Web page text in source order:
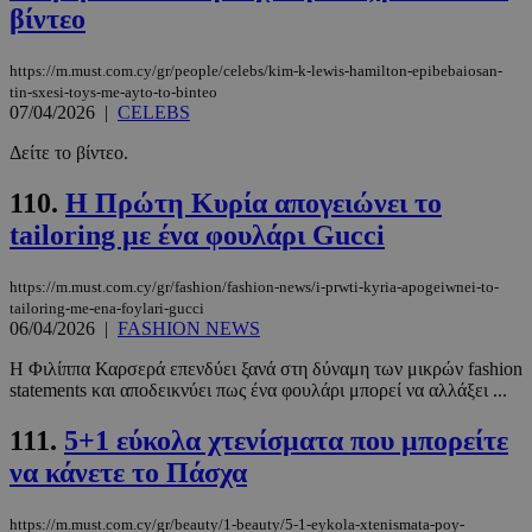
βίντεο
https://m.must.com.cy/gr/people/celebs/kim-k-lewis-hamilton-epibebaiosan-
tin-sxesi-toys-me-ayto-to-binteo
07/04/2026 | CELEBS
Δείτε το βίντεο.
110. Η Πρώτη Κυρία απογειώνει το
tailoring με ένα φουλάρι Gucci
https://m.must.com.cy/gr/fashion/fashion-news/i-prwti-kyria-apogeiwnei-to-
tailoring-me-ena-foylari-gucci
06/04/2026 | FASHION NEWS
Η Φιλίππα Καρσερά επενδύει ξανά στη δύναμη των μικρών fashion
statements και αποδεικνύει πως ένα φουλάρι μπορεί να αλλάξει ...
111. 5+1 εύκολα χτενίσματα που μπορείτε
να κάνετε το Πάσχα
https://m.must.com.cy/gr/beauty/1-beauty/5-1-eykola-xtenismata-poy-
Ο ιστότοπος δεν μπορεί να χρησιμοποιηθεί σωστά
χωρίς τα απολύτως απαραίτητα cookies.
__cf_bm
Cloudflare Inc.
.twitter.com
29 λεπτά
Google